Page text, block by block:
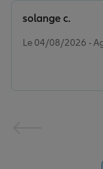
Le 04/08/2026 -
solange c.